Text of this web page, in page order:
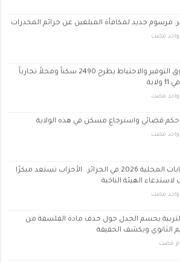
مرسوم جديد لمكافأة المبلغين عن جرائم المخدرات
واحد مضت
صندوق التوفير والاحتياط يطرح 2490 سكناً ومحلاً تجارياً
واحد مضت
حكم قضائي واسترجاع مسكن في هذه الولاية
واحد مضت
الانتخابات المحلية 2026 في الجزائر.. الأحزاب تستعد مبكرًا
لاستدعاء الهيئة الناخبة
واحد مضت
التربية يحسم الجدل حول حذف مادة الفلسفة من
الثانوي ويكشف الحقيقة